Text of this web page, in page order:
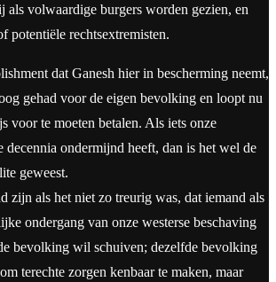
als volwaardige burgers worden gezien, en
potentiële rechtsextremisten.
dat Ganesh hier in bescherming neemt,
gehad voor de eigen bevolking en loopt nu
voor te moeten betalen. Als iets onze
decennia ondermijnd heeft, dan is het wel de
geweest.
zijn als het niet zo treurig was, dat iemand als
ondergang van onze westerse beschaving
bevolking wil schuiven; dezelfde bevolking
terechte zorgen kenbaar te maken, maar